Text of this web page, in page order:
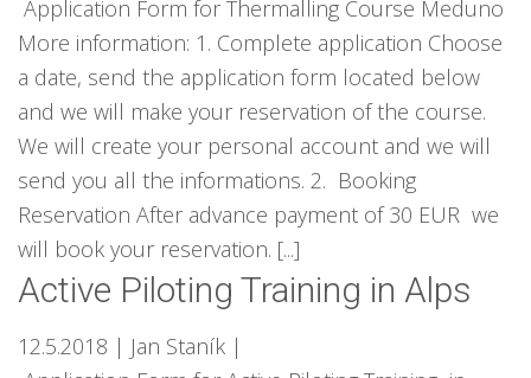
Application Form for Thermalling Course Meduno
More information: 1. Complete application Choose
a date, send the application form located below
and we will make your reservation of the course.
We will create your personal account and we will
send you all the informations. 2. Booking
Reservation After advance payment of 30 EUR we
will book your reservation. [...]
Active Piloting Training in Alps
12.5.2018 | Jan Staník |